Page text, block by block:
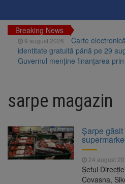
Breaking News
9 august 2026
Carte
identitate gratuită până pe 29
Guvernul menține finanțarea
Brașovului vor fi restaurate.
finanțare a fost semnat
propriul record mondial. Betty
zburat din nou pe aripa unui
Avocații fraților
Tristan Tate cer eliberarea lor
sarpe magazin
Şarpe
24 august
Şeful
Covasna,